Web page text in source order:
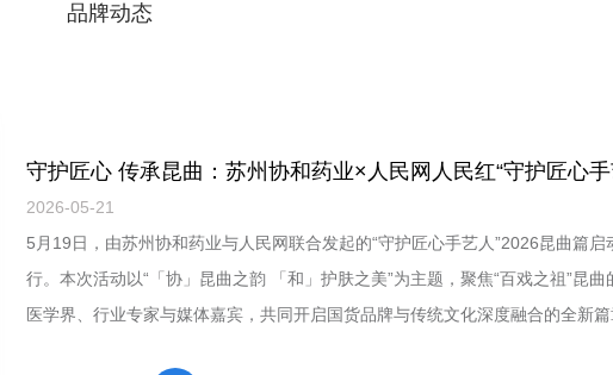
品牌动态
2026-05-21
5月19日，由苏州协和药业与人民网联合发起的“守护匠心手艺人”2026昆曲篇
行。本次活动以“「协」昆曲之韵 「和」护肤之美”为主题，聚焦“百戏之祖”昆曲
医学界、行业专家与媒体嘉宾，共同开启国货品牌与传统文化深度融合的全新篇